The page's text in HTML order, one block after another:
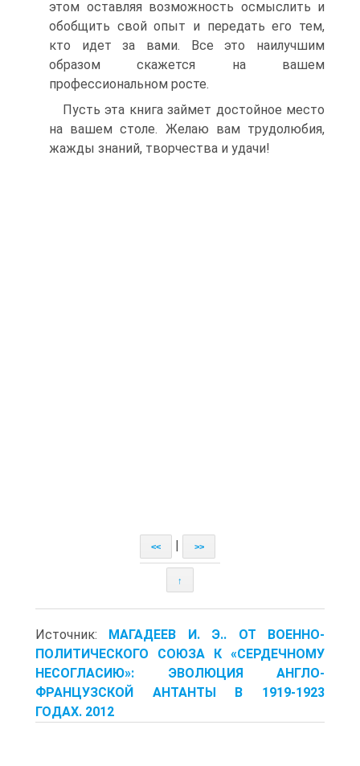
этом оставляя возможность осмыслить и
обобщить свой опыт и передать его тем,
кто идет за вами. Все это наилучшим
образом скажется на вашем
профессиональном росте.
Пусть эта книга займет достойное место
на вашем столе. Желаю вам трудолюбия,
жажды знаний, творчества и удачи!
<< >>
↑
Источник: МАГАДЕЕВ И. Э.. ОТ ВОЕННО-
ПОЛИТИЧЕСКОГО СОЮЗА К «СЕРДЕЧНОМУ
НЕСОГЛАСИЮ»: ЭВОЛЮЦИЯ АНГЛО-
ФРАНЦУЗСКОЙ АНТАНТЫ В 1919-1923
ГОДАХ. 2012